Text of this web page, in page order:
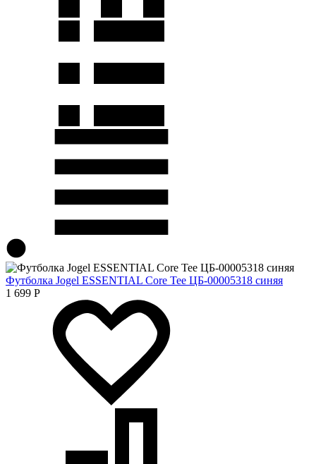
Футболка Jogel ESSENTIAL Core Tee ЦБ-00005318 синяя
1 699 Р